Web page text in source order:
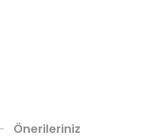
Önerileriniz